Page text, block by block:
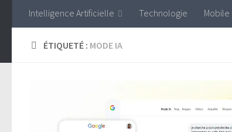
Intelligence Artificielle Technologie Mobile
ÉTIQUETÉ : MODE IA